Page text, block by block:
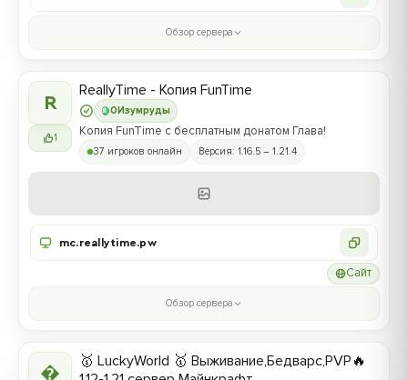
Обзор сервера
R
1
0 Изумруды
ReallyTime - Копия FunTime
Копия FunTime с бесплатным донатом Глава!
37 игроков онлайн Версия: 1.16.5 – 1.21.4
mc.reallytime.pw
Сайт
Обзор сервера

🥇 LuckyWorld 🥇 Выживание,Бедварс,PVP🔥